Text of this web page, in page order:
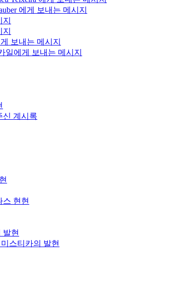
에게 보내는 메시지
보내는 메시지
일에게 보내는 메시지
신 계시록
현현
발현
스티카의 발현